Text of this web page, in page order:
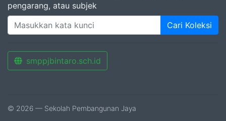
pengarang, atau subjek
Cari Koleksi
smppjbintaro.sch.id
© 2026 — Sekolah Pembangunan Jaya